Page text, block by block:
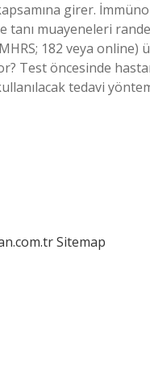
girer.
muayeneleri
182 veya online)
Test öncesinde
tedavi
Sitemap